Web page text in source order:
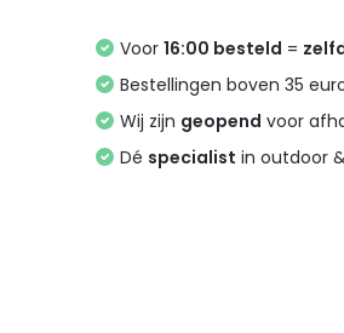
Voor16:00 besteld =
Bestellingen boven 35
Wij zijn geopend voor
Dé specialist in outdoor